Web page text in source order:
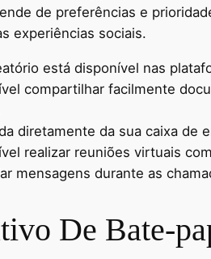
de preferências e
experiências sociais.
está disponível nas
compartilhar facilmente
diretamente da sua caixa de
realizar reuniões virtuais
mensagens durante as
De Bate-